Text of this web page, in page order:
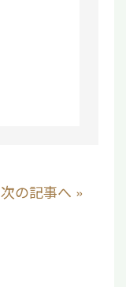
次の記事へ »